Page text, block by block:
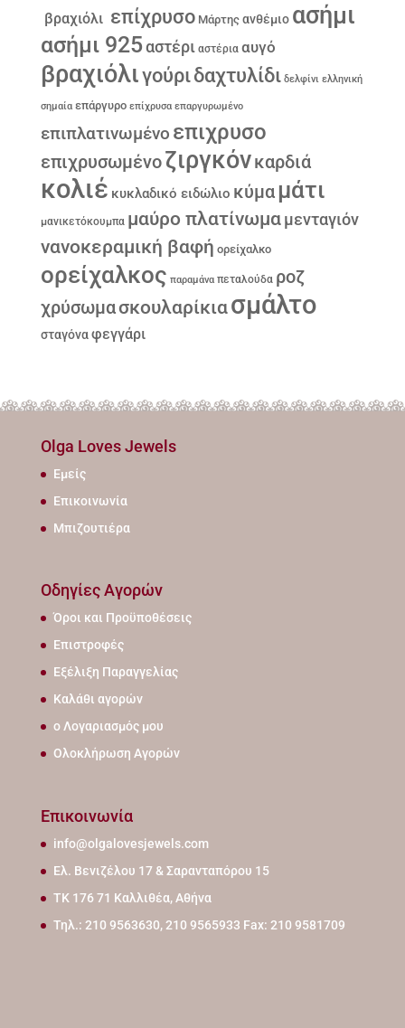
βραχιόλι επίχρυσο Μάρτης ανθέμιο ασήμι
ασήμι 925αστέρι αστέρια αυγό
βραχιόλιγούριδαχτυλίδι δελφίνι ελληνική
σημαία επάργυρο επίχρυσα επαργυρωμένο
επιπλατινωμένο επιχρυσο
επιχρυσωμένοζιργκόνκαρδιά
κολιέ κυκλαδικό ειδώλιο κύμα μάτι
μανικετόκουμπα μαύρο πλατίνωμα μενταγιόν
νανοκεραμική βαφή ορείχαλκο
ορείχαλκος παραμάνα πεταλούδα ροζ
χρύσωμασκουλαρίκιασμάλτο
σταγόνα φεγγάρι
Olga Loves Jewels
Εμείς
Επικοινωνία
Μπιζουτιέρα
Οδηγίες Αγορών
Όροι και Προϋποθέσεις
Επιστροφές
Εξέλιξη Παραγγελίας
Καλάθι αγορών
ο Λογαριασμός μου
Ολοκλήρωση Αγορών
Επικοινωνία
info@olgalovesjewels.com
Ελ. Βενιζέλου 17 & Σαρανταπόρου 15
ΤΚ 176 71 Καλλιθέα, Αθήνα
Τηλ.: 210 9563630, 210 9565933 Fax: 210 9581709